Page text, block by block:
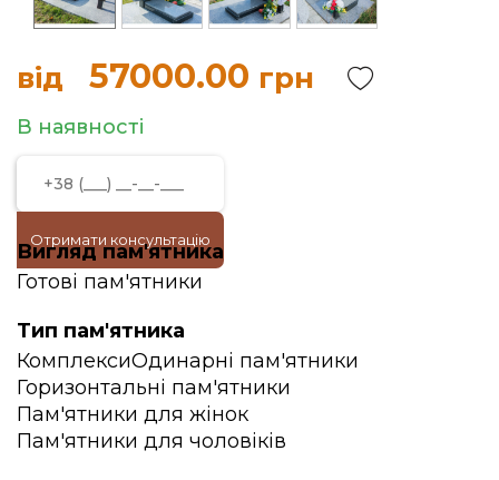
від 57000.00 грн
В наявності
Отримати консультацію
Вигляд пам'ятника
Готові пам'ятники
Тип пам'ятника
КомплексиОдинарні пам'ятники
Горизонтальні пам'ятники
Пам'ятники для жінок
Пам'ятники для чоловіків